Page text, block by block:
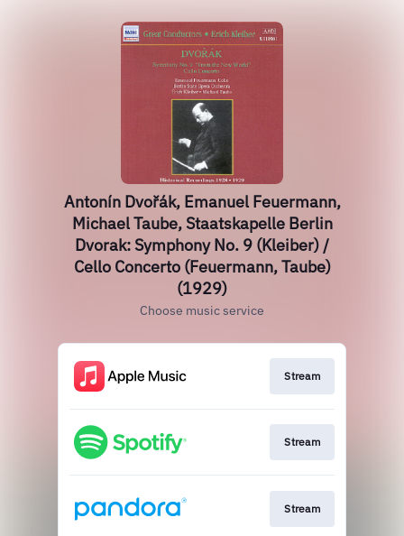
Antonín Dvořák, Emanuel Feuermann,
Michael Taube, Staatskapelle Berlin
Dvorak: Symphony No. 9 (Kleiber) /
Cello Concerto (Feuermann, Taube)
(1929)
Choose music service
Stream
Stream
Stream